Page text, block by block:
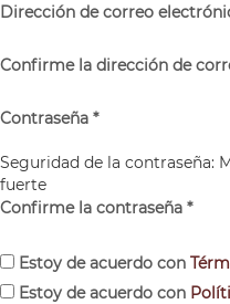
Dirección de correo
Confirme la dirección de
Contraseña *
Seguridad de la contraseña:
fuerte
Confirme la contraseña *
Estoy de acuerdo con
Estoy de acuerdo con